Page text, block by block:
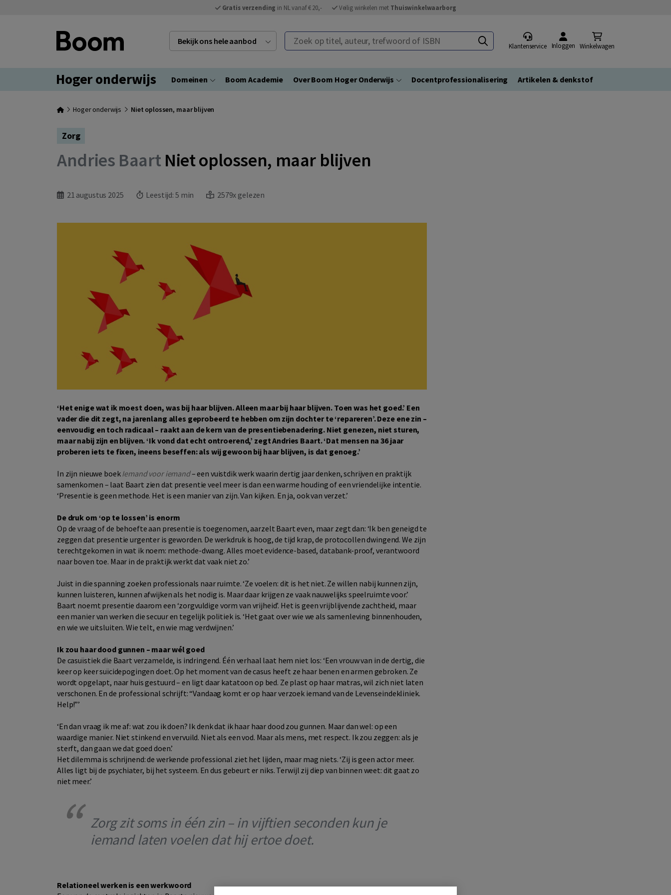
Gratis verzending in NL vanaf € 20,- Veilig winkelen met Thuiswinkelwaarborg
Bekijk ons hele aanbod Zoek op titel, auteur, trefwoord of ISBN
Klantenservice Inloggen Winkelwagen
Hoger onderwijs Domeinen Boom Academie Over Boom Hoger Onderwijs Docentprofessionalisering Artikelen & denkstof
Hoger onderwijs Niet oplossen, maar blijven
Zorg
Andries Baart Niet oplossen, maar blijven
21 augustus 2025 Leestijd: 5 min 2579x gelezen
‘Het enige wat ik moest doen, was bij haar blijven. Alleen maar bij haar blijven. Toen was het goed.’ Een
vader die dit zegt, na jarenlang alles geprobeerd te hebben om zijn dochter te ‘repareren’. Deze ene zin –
eenvoudig en toch radicaal – raakt aan de kern van de presentiebenadering. Niet genezen, niet sturen,
maar nabij zijn en blijven. ‘Ik vond dat echt ontroerend,’ zegt Andries Baart. ‘Dat mensen na 36 jaar
proberen iets te fixen, ineens beseffen: als wij gewoon bij haar blijven, is dat genoeg.’
In zijn nieuwe boek Iemand voor iemand– een vuistdik werk waarin dertig jaar denken, schrijven en praktijk
samenkomen – laat Baart zien dat presentie veel meer is dan een warme houding of een vriendelijke intentie.
‘Presentie is geen methode. Het is een manier van zijn. Van kijken. En ja, ook van verzet.’
De druk om ‘op te lossen’ is enorm
Op de vraag of de behoefte aan presentie is toegenomen, aarzelt Baart even, maar zegt dan: ‘Ik ben geneigd te
zeggen dat presentie urgenter is geworden. De werkdruk is hoog, de tijd krap, de protocollen dwingend. We zijn
terechtgekomen in wat ik noem: methode-dwang. Alles moet evidence-based, databank-proof, verantwoord
naar boven toe. Maar in de praktijk werkt dat vaak niet zo.’
Juist in die spanning zoeken professionals naar ruimte. ‘Ze voelen: dit is het niet. Ze willen nabij kunnen zijn,
kunnen luisteren, kunnen afwijken als het nodig is. Maar daar krijgen ze vaak nauwelijks speelruimte voor.’
Baart noemt presentie daarom een ‘zorgvuldige vorm van vrijheid’. Het is geen vrijblijvende zachtheid, maar
een manier van werken die secuur en tegelijk politiek is. ‘Het gaat over wie we als samenleving binnenhouden,
en wie we uitsluiten. Wie telt, en wie mag verdwijnen.’
Ik zou haar dood gunnen – maar wél goed
De casuïstiek die Baart verzamelde, is indringend. Één verhaal laat hem niet los: ‘Een vrouw van in de dertig, die
keer op keer suïcidepogingen doet. Op het moment van de casus heeft ze haar benen en armen gebroken. Ze
wordt opgelapt, naar huis gestuurd – en ligt daar katatoon op bed. Ze plast op haar matras, wil zich niet laten
verschonen. En de professional schrijft: “Vandaag komt er op haar verzoek iemand van de Levenseindekliniek.
Help!”’
‘En dan vraag ik me af: wat zou ik doen? Ik denk dat ik haar haar dood zou gunnen. Maar dan wel: op een
waardige manier. Niet stinkend en vervuild. Niet als een vod. Maar als mens, met respect. Ik zou zeggen: als je
sterft, dan gaan we dat goed doen.’
Het dilemma is schrijnend: de werkende professional ziet het lijden, maar mag niets. ‘Zij is geen actor meer.
Alles ligt bij de psychiater, bij het systeem. En dus gebeurt er niks. Terwijl zij diep van binnen weet: dit gaat zo
niet meer.’
Zorg zit soms in één zin – in vijftien seconden kun je
iemand laten voelen dat hij ertoe doet.
Relationeel werken is een werkwoord